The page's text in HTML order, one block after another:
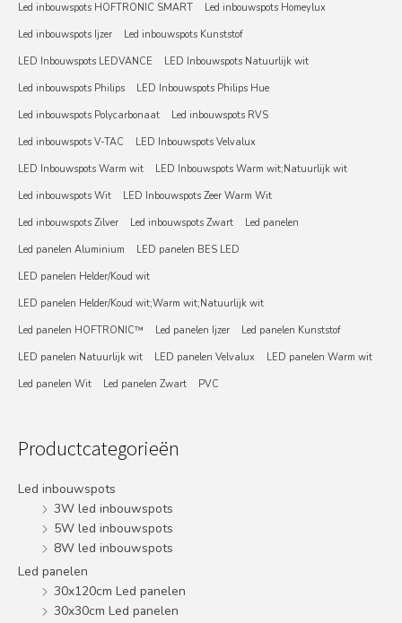
Led inbouwspots HOFTRONIC SMART
Led inbouwspots Homeylux
Led inbouwspots Ijzer
Led inbouwspots Kunststof
LED Inbouwspots LEDVANCE
LED Inbouwspots Natuurlijk wit
Led inbouwspots Philips
LED Inbouwspots Philips Hue
Led inbouwspots Polycarbonaat
Led inbouwspots RVS
Led inbouwspots V-TAC
LED Inbouwspots Velvalux
LED Inbouwspots Warm wit
LED Inbouwspots Warm wit;Natuurlijk wit
Led inbouwspots Wit
LED Inbouwspots Zeer Warm Wit
Led inbouwspots Zilver
Led inbouwspots Zwart
Led panelen
Led panelen Aluminium
LED panelen BES LED
LED panelen Helder/Koud wit
LED panelen Helder/Koud wit;Warm wit;Natuurlijk wit
Led panelen HOFTRONIC™
Led panelen Ijzer
Led panelen Kunststof
LED panelen Natuurlijk wit
LED panelen Velvalux
LED panelen Warm wit
Led panelen Wit
Led panelen Zwart PVC
Productcategorieën
Led inbouwspots
3W led inbouwspots
5W led inbouwspots
8W led inbouwspots
Led panelen
30x120cm Led panelen
30x30cm Led panelen